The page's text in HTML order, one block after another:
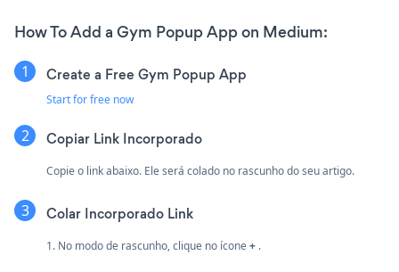
How To Add a Gym Popup App on Medium:
Create a Free Gym Popup App
Start for free now
Copiar Link Incorporado
Copie o link abaixo. Ele será colado no rascunho do seu artigo.
Colar Incorporado Link
1. No modo de rascunho, clique no ícone+ .